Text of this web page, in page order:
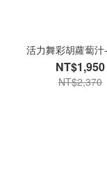
活力舞彩胡蘿蔔
NT$1,950
NT$2,370